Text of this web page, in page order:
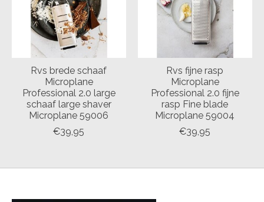
Rvs brede schaaf
Microplane
Professional 2.0 large
schaaf large shaver
Microplane 59006
€39,95
Rvs fijne rasp
Microplane
Professional 2.0 fijne
rasp Fine blade
Microplane 59004
€39,95